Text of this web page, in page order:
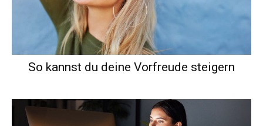
So kannst du deine Vorfreude steigern